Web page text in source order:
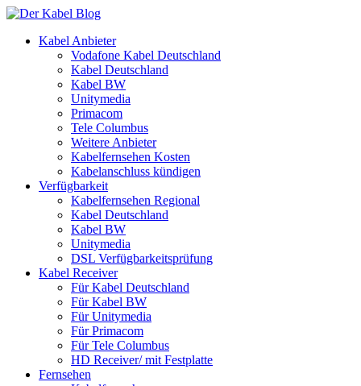
Kabel Anbieter
Vodafone Kabel Deutschland
Kabel Deutschland
Kabel BW
Unitymedia
Primacom
Tele Columbus
Weitere Anbieter
Kabelfernsehen Kosten
Kabelanschluss kündigen
Verfügbarkeit
Kabelfernsehen Regional
Kabel Deutschland
Kabel BW
Unitymedia
DSL Verfügbarkeitsprüfung
Kabel Receiver
Für Kabel Deutschland
Für Kabel BW
Für Unitymedia
Für Primacom
Für Tele Columbus
HD Receiver/ mit Festplatte
Fernsehen